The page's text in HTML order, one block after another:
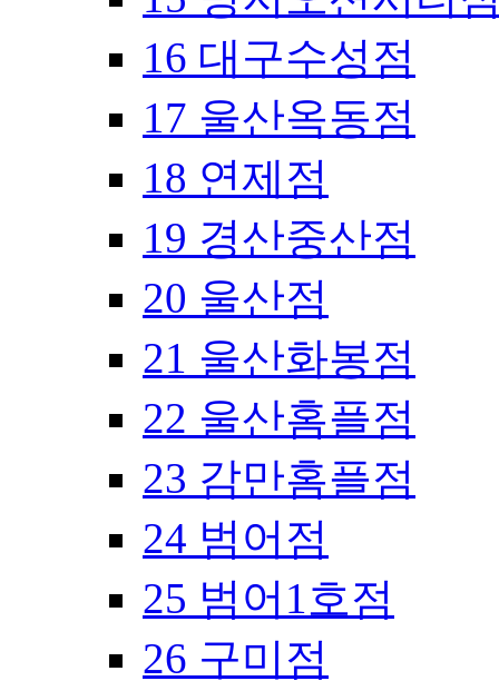
16 대구수성점
17 울산옥동점
18 연제점
19 경산중산점
20 울산점
21 울산화봉점
22 울산홈플점
23 감만홈플점
24 범어점
25 범어1호점
26 구미점